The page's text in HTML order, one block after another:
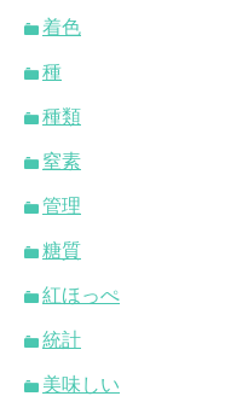
着色
種
種類
窒素
管理
糖質
紅ほっぺ
統計
美味しい